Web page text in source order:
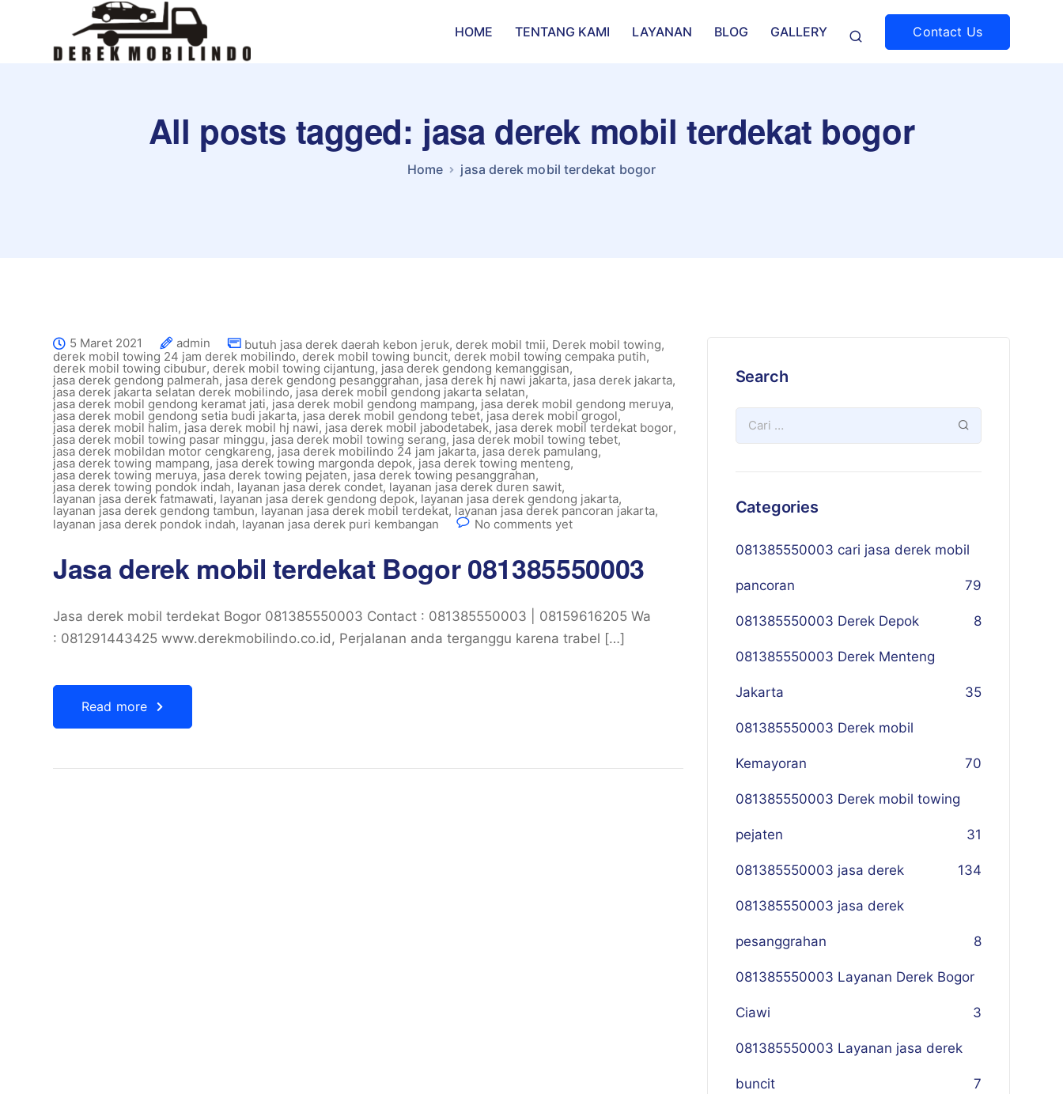
HOME TENTANG KAMI LAYANAN BLOG GALLERY Contact Us
All posts tagged: jasa derek mobil terdekat bogor
Home jasa derek mobil terdekat bogor
5 Maret 2021 admin butuh jasa derek daerah kebon jeruk, derek mobil tmii, Derek mobil towing,
derek mobil towing 24 jam derek mobilindo, derek mobil towing buncit, derek mobil towing cempaka putih,
derek mobil towing cibubur, derek mobil towing cijantung, jasa derek gendong kemanggisan,
jasa derek gendong palmerah, jasa derek gendong pesanggrahan, jasa derek hj nawi jakarta, jasa derek jakarta,
jasa derek jakarta selatan derek mobilindo, jasa derek mobil gendong jakarta selatan,
jasa derek mobil gendong keramat jati, jasa derek mobil gendong mampang, jasa derek mobil gendong meruya,
jasa derek mobil gendong setia budi jakarta, jasa derek mobil gendong tebet, jasa derek mobil grogol,
jasa derek mobil halim, jasa derek mobil hj nawi, jasa derek mobil jabodetabek, jasa derek mobil terdekat bogor,
jasa derek mobil towing pasar minggu, jasa derek mobil towing serang, jasa derek mobil towing tebet,
jasa derek mobildan motor cengkareng, jasa derek mobilindo 24 jam jakarta, jasa derek pamulang,
jasa derek towing mampang, jasa derek towing margonda depok,jasa derek towing menteng,
jasa derek towing meruya, jasa derek towing pejaten, jasa derek towing pesanggrahan,
jasa derek towing pondok indah, layanan jasa derek condet, layanan jasa derek duren sawit,
layanan jasa derek fatmawati, layanan jasa derek gendong depok, layanan jasa derek gendong jakarta,
layanan jasa derek gendong tambun, layanan jasa derek mobil terdekat, layanan jasa derek pancoran jakarta,
layanan jasa derek pondok indah, layanan jasa derek puri kembangan No comments yet
Jasa derek mobil terdekat Bogor 081385550003
Jasa derek mobil terdekat Bogor 081385550003 Contact : 081385550003 | 08159616205 Wa
: 081291443425 www.derekmobilindo.co.id, Perjalanan anda terganggu karena trabel […]
Read more
Search
Categories
081385550003 cari jasa derek mobil
pancoran 79
081385550003 Derek Depok 8
081385550003 Derek Menteng
Jakarta 35
081385550003 Derek mobil
Kemayoran 70
081385550003 Derek mobil towing
pejaten 31
081385550003 jasa derek 134
081385550003 jasa derek
pesanggrahan 8
081385550003 Layanan Derek Bogor
Ciawi 3
081385550003 Layanan jasa derek
buncit 7